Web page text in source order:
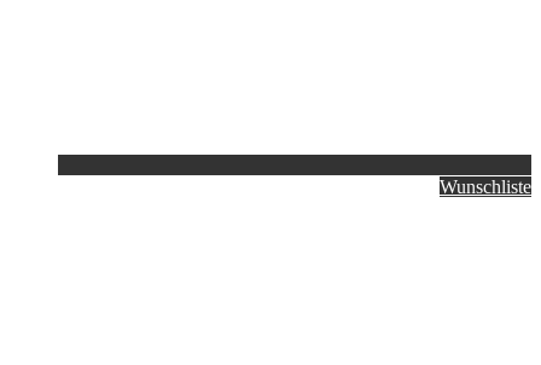
Wunschliste